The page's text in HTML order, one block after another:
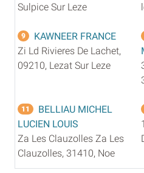
Sulpice Sur Leze
9
KAWNEER FRANCE
Zi Ld Rivieres De Lachet,
09210, Lezat Sur Leze
11
BELLIAU MICHEL
LUCIEN LOUIS
Za Les Clauzolles Za Les
Clauzolles, 31410, Noe